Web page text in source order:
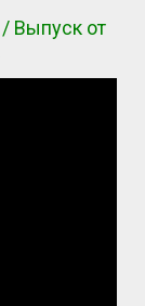
/ Выпуск от